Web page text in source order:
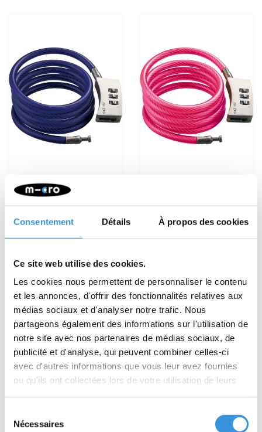
Consentement Détails À propos des cookies
Ce site web utilise des cookies.
Les cookies nous permettent de personnaliser le contenu
et les annonces, d'offrir des fonctionnalités relatives aux
médias sociaux et d'analyser notre trafic. Nous
partageons également des informations sur l'utilisation de
notre site avec nos partenaires de médias sociaux, de
publicité et d'analyse, qui peuvent combiner celles-ci
avec d'autres informations que vous leur avez fournies
ou qu'ils ont collectées lors de votre utilisation de leurs
Nécessaires
Cadenas pour micro
trottinettes bleu
€13,95
trottinette Micro -
Rose
€13,95